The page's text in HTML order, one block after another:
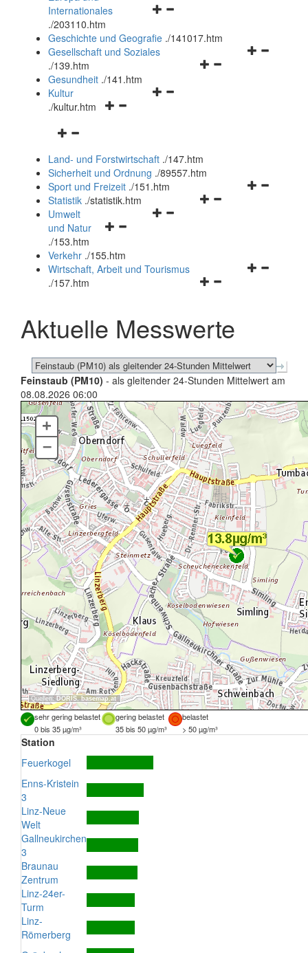
Navigationsmenü
und
schließen
Internationales
./203110.htm
Geschichte und Geografie ./141017.htm
Navigationsmenü
Gesellschaft und Soziales
./139.htm
Navigationsmenü
Gesundheit ./141.htm
Navigationsmenü
Kultur
./kultur.htm
Navigationsmenü
und
schließen
Land- und Forstwirtschaft ./147.htm
Sicherheit und Ordnung ./89557.htm
Navigationsmenü
Sport und Freizeit ./151.htm
Navigationsmenü
Statistik ./statistik.htm
Navigationsmenü
und
schließen
Umwelt
und Natur
./153.htm
Verkehr ./155.htm
Navigationsmenü
schließen
Wirtschaft, Arbeit und Tourismus
./157.htm
Aktuelle Messwerte
Feinstaub (PM10) - als gleitender 24-Stunden Mittelwert am
08.08.2026 06:00
Quellen: DORIS, basemap.at
+
–
sehr gering belastet gering belastet
belastet
0 bis 35 µg/m³
35 bis 50 µg/m³ > 50 µg/m³
Station
Feuerkogel
Enns-Kristein
3
Linz-Neue
Welt
Gallneukirchen
3
Braunau
Zentrum
Linz-24er-
Turm
Linz-
Römerberg